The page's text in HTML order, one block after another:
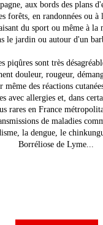
aux bords des plans
forêts, en randonnées ou à
du sport ou même à la
le jardin ou autour d'un
piqûres sont très
douleur, rougeur,
même des réactions
avec allergies et, dans
rares en France
de maladies
la dengue, le
Borréliose de Lyme...